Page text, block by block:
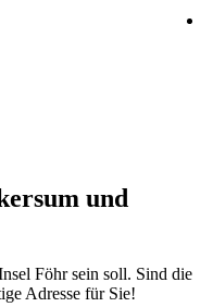
und
Föhr sein soll. Sind die
Adresse für Sie!